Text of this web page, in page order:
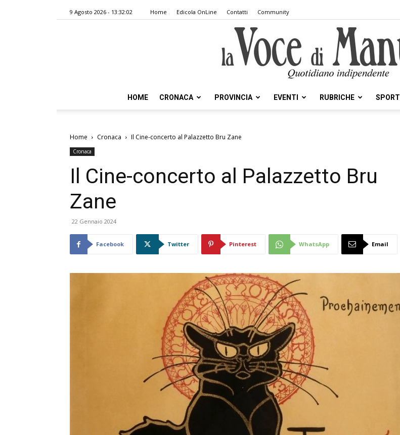
9 Agosto 2026 - 13:32:02 Home Edicola OnLine Contatti Community
Voce
Mantova
HOME CRONACA PROVINCIA EVENTI RUBRICHE SPORT
Home Cronaca Il Cine-concerto al Palazzetto Bru Zane
Cronaca
Il Cine-concerto al Palazzetto Bru
Zane
22 Gennaio 2024
Facebook Twitter Pinterest WhatsApp Email